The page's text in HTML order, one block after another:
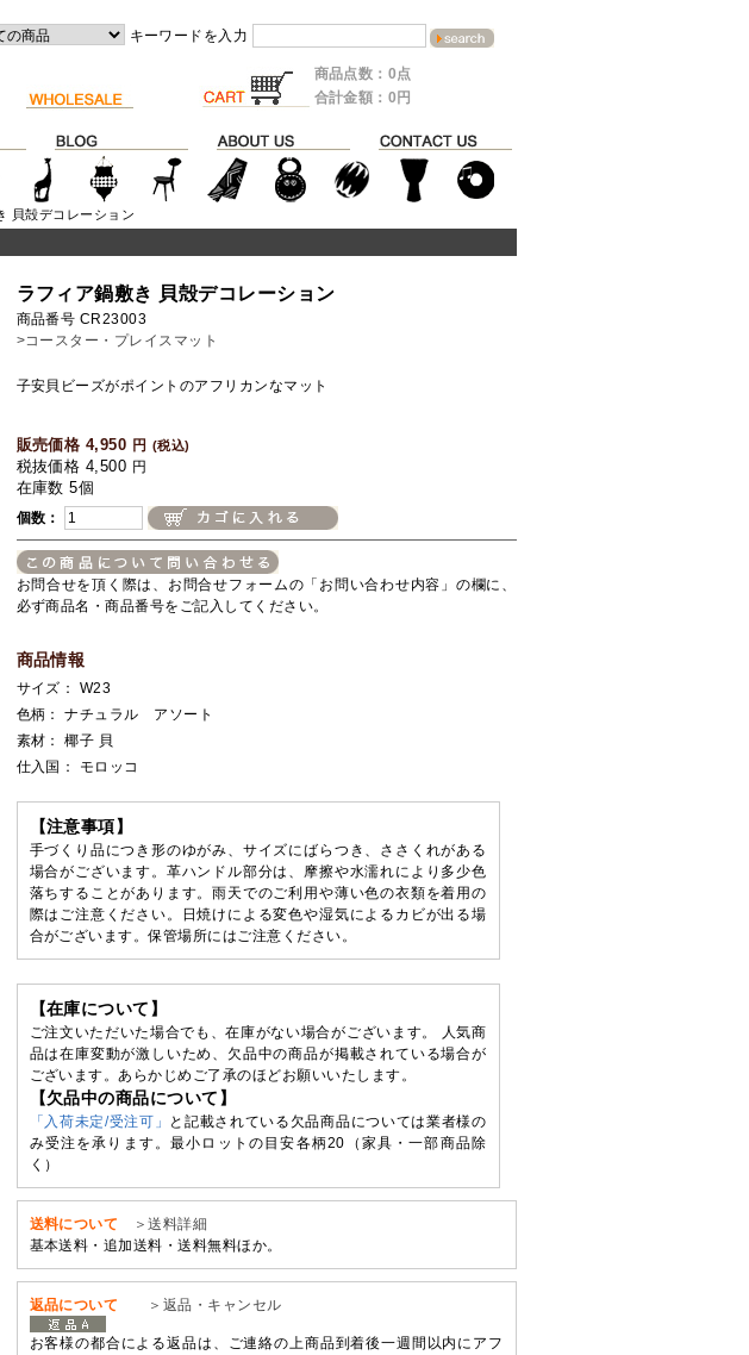
キーワードを入力
商品点数：0点
合計金額：0円
貝殻デコレーション
ラフィア鍋敷き 貝殻デコレーション
商品番号 CR23003
>コースター・プレイスマット
子安貝ビーズがポイントのアフリカンなマット
販売価格 4,950 円 (税込)
税抜価格 4,500 円
在庫数 5個
個数：
お問合せを頂く際は、お問合せフォームの「お問い合わせ内容」の欄に、
必ず商品名・商品番号をご記入してください。
商品情報
サイズ： W23
色柄： ナチュラル アソート
素材： 椰子 貝
仕入国： モロッコ
【注意事項】
手づくり品につき形のゆがみ、サイズにばらつき、ささくれがある
場合がございます。革ハンドル部分は、摩擦や水濡れにより多少色
落ちすることがあります。雨天でのご利用や薄い色の衣類を着用の
際はご注意ください。日焼けによる変色や湿気によるカビが出る場
合がございます。保管場所にはご注意ください。
【在庫について】
ご注文いただいた場合でも、在庫がない場合がございます。 人気商
品は在庫変動が激しいため、欠品中の商品が掲載されている場合が
ございます。あらかじめご了承のほどお願いいたします。
【欠品中の商品について】
「入荷未定/受注可」
と記載されている欠品商品については業者様の
み受注を承ります。最小ロットの目安各柄20（家具・一部商品除
く）
送料について
＞送料詳細
基本送料・追加送料・送料無料ほか。
返品について ＞返品・キャンセル
お客様の都合による返品は、ご連絡の上商品到着後一週間以内にアフ